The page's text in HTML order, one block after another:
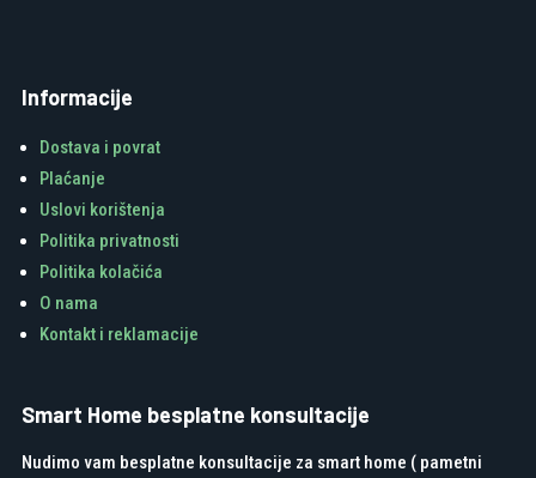
Informacije
Dostava i povrat
Plaćanje
Uslovi korištenja
Politika privatnosti
Politika kolačića
O nama
Kontakt i reklamacije
Smart Home besplatne konsultacije
Nudimo vam besplatne konsultacije za smart home ( pametni